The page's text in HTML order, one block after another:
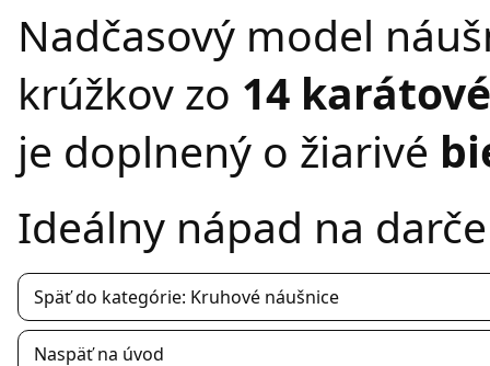
Nadčasový model
krúžkov zo 14
je doplnený o žiarivé
Ideálny nápad na
Späť do kategórie: Kruhové náušnice
Naspäť na úvod